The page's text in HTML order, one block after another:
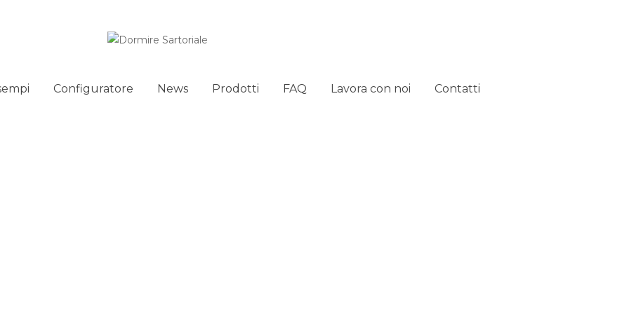
Configuratore News Prodotti FAQ Lavora con noi Contatti